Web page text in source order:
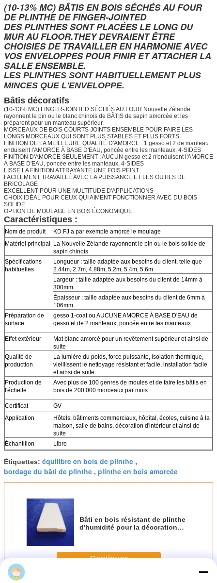
(10-13% MC) BÂTIS EN BOIS SÉCHÉS AU FOUR
DE PLINTHE DE FINGER-JOINTED
DES PLINTHES SONT PLACÉES LE LONG DU
MUR AU FLOOR.THEY DEVRAIENT ÊTRE
CHOISIES DE TRAVAILLER EN HARMONIE AVEC
VOS ENVELOPPES POUR FINIR ET ATTACHER LA
SALLE ENSEMBLE.
LES PLINTHES SONT HABITUELLEMENT PLUS
MINCES QUE L'ENVELOPPE.
Bâtis décoratifs
(10-13% MC) FINGER-JOINTED SÉCHÉS AU FOUR Nouvelle Zélande
rayonnent le pin ou le blanc chinois de BÂTIS de sapin amorcée et les
préparent pour un manteau supérieur.
MORCEAUX DE BOIS COURTS JOINTS ENSEMBLE POUR FAIRE LES
LONGS MORCEAUX QUI SONT PLUS STABLES ET PLUS FORTS
FINITION DE LA MEILLEURE QUALITÉ D'AMORCE : 1 gesso et 2 de manteau
enduisent l'AMORCE À BASE D'EAU, poncée entre les manteaux, 4-SIDES
FINITION D'AMORCE SEULEMENT : AUCUN gesso et 2 n'enduisent l'AMORCE
À BASE D'EAU, poncée entre les manteaux, 4-SIDES
LISSE LA FINITION ATTRAYANTE UNE FOIS PEINT
FACILEMENT TRAVAILLÉ AVEC LA PUISSANCE ET LES OUTILS DE
BRICOLAGE
EXCELLENT POUR UNE MULTITUDE D'APPLICATIONS
CHOIX IDÉAL POUR CEUX QUI AIMENT FONCTIONNER AVEC DU BOIS
SOLIDE.
OPTION DE MOULAGE EN BOIS ÉCONOMIQUE
Caractéristiques :
Nom de produit
KD FJ a par exemple amorcé le moulage
Matériel principal La Nouvelle Zélande rayonnent le pin ou le bois solide de
sapin chinois
Spécifications
habituelles
Longueur : taille adaptée aux besoins du client, telle que
2.44m, 2.7m, 4.88m, 5.2m, 5.4m, 5.6m
Largeur : taille adaptée aux besoins du client de 14mm à
300mm
Épaisseur : taille adaptée aux besoins du client de 6mm à
106mm
Préparation de
surface
gesso 1-coat ou AUCUNE AMORCE À BASE D'EAU de
gesso et de 2 manteaux, poncée entre les manteaux
Effet extérieur
Mat blanc amorcé pour un revêtement supérieur et ainsi de
suite
Qualité de
production
La lumière du poids, force puissante, isolation thermique,
vieillissent le nettoyage résistant et facile, installation facile
et ainsi de suite
Production de
l'échelle
Avec plus de 100 genres de moules et de faire les bâtis en
bois de 200 000 morceaux par mois
Certificat
GV
Application
Hôtels, bâtiments commerciaux, hôpital, écoles, cuisine à la
maison, salle de bains, décoration d'intérieur et ainsi de
suite
Échantillon
Libre
Étiquettes: équilibre en bois de plinthe ,
bordage du bâti de plinthe , plinthe en bois amorcée
Bâti en bois résistant de plinthe
d'humidité pour la décoration
Continuer